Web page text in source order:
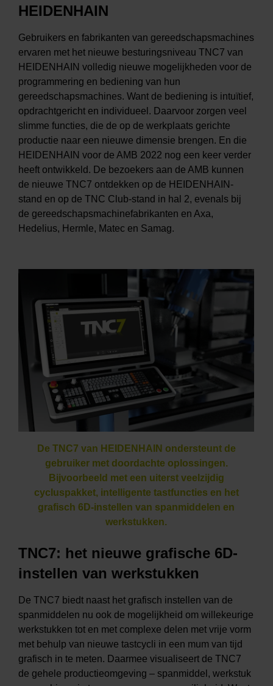
HEIDENHAIN
Gebruikers en fabrikanten van gereedschapsmachines
ervaren met het nieuwe besturingsniveau TNC7 van
HEIDENHAIN volledig nieuwe mogelijkheden voor de
programmering en bediening van hun
gereedschapsmachines. Want de bediening is intuïtief,
opdrachtgericht en individueel. Daarvoor zorgen veel
slimme functies, die de op de werkplaats gerichte
productie naar een nieuwe dimensie brengen. En die
HEIDENHAIN voor de AMB 2022 nog een keer verder
heeft ontwikkeld. De bezoekers aan de AMB kunnen
de nieuwe TNC7 ontdekken op de HEIDENHAIN-
stand en op de TNC Club-stand in hal 2, evenals bij
de gereedschapsmachinefabrikanten en Axa,
Hedelius, Hermle, Matec en Samag.
De TNC7 van HEIDENHAIN ondersteunt de
gebruiker met doordachte oplossingen.
Bijvoorbeeld met een uiterst veelzijdig
cycluspakket, intelligente tastfuncties en het
grafisch 6D-instellen van spanmiddelen en
werkstukken.
TNC7: het nieuwe grafische 6D-
instellen van werkstukken
De TNC7 biedt naast het grafisch instellen van de
spanmiddelen nu ook de mogelijkheid om willekeurige
werkstukken tot en met complexe delen met vrije vorm
met behulp van nieuwe tastcycli in een mum van tijd
grafisch in te meten. Daarmee visualiseert de TNC7
de gehele productieomgeving – spanmiddel, werkstuk